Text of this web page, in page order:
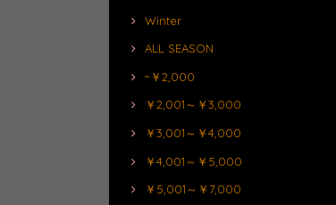
Winter
ALL SEASON
~￥2,000
￥2,001～￥3,000
￥3,001～￥4,000
￥4,001～￥5,000
￥5,001～￥7,000